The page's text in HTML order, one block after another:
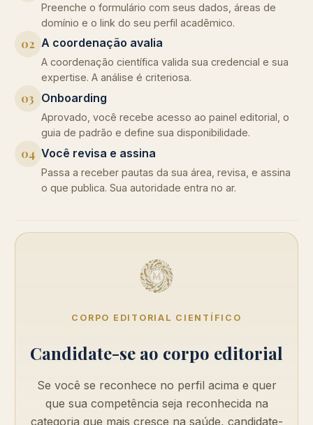
Preenche o formulário com seus dados, áreas de
domínio e o link do seu perfil acadêmico.
02 A coordenação avalia
A coordenação científica valida sua credencial e sua
expertise. A análise é criteriosa.
03 Onboarding
Aprovado, você recebe acesso ao painel editorial, o
guia de padrão e define sua disponibilidade.
04 Você revisa e assina
Passa a receber pautas da sua área, revisa, e assina
o que publica. Sua autoridade entra no ar.
CORPO EDITORIAL CIENTÍFICO
Candidate-se ao corpo editorial
Se você se reconhece no perfil acima e quer
que sua competência seja reconhecida na
categoria que mais cresce na saúde, candidate-